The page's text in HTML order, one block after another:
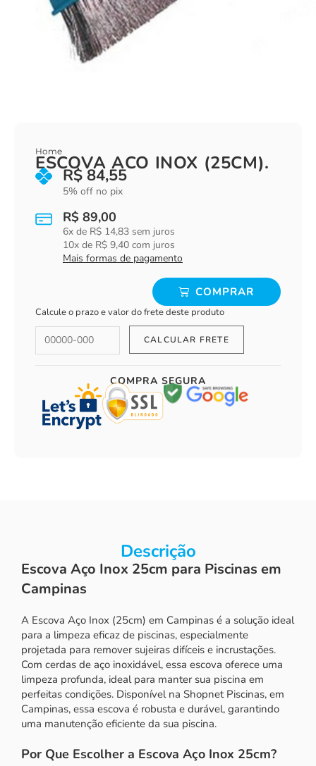
Home
ESCOVA ACO INOX (25CM).
R$84,55
5% off no pix
R$ 89,00
6x de R$ 14,83 sem juros
10x de R$ 9,40 com juros
Mais formas de pagamento
COMPRAR
Calcule o prazo e valor do frete deste produto
COMPRA SEGURA
Descrição
Escova Aço Inox 25cm para Piscinas em
Campinas
A Escova Aço Inox (25cm) em Campinas é a solução ideal
para a limpeza eficaz de piscinas, especialmente
projetada para remover sujeiras difíceis e incrustações.
Com cerdas de aço inoxidável, essa escova oferece uma
limpeza profunda, ideal para manter sua piscina em
perfeitas condições. Disponível na Shopnet Piscinas, em
Campinas, essa escova é robusta e durável, garantindo
uma manutenção eficiente da sua piscina.
Por Que Escolher a Escova Aço Inox 25cm?